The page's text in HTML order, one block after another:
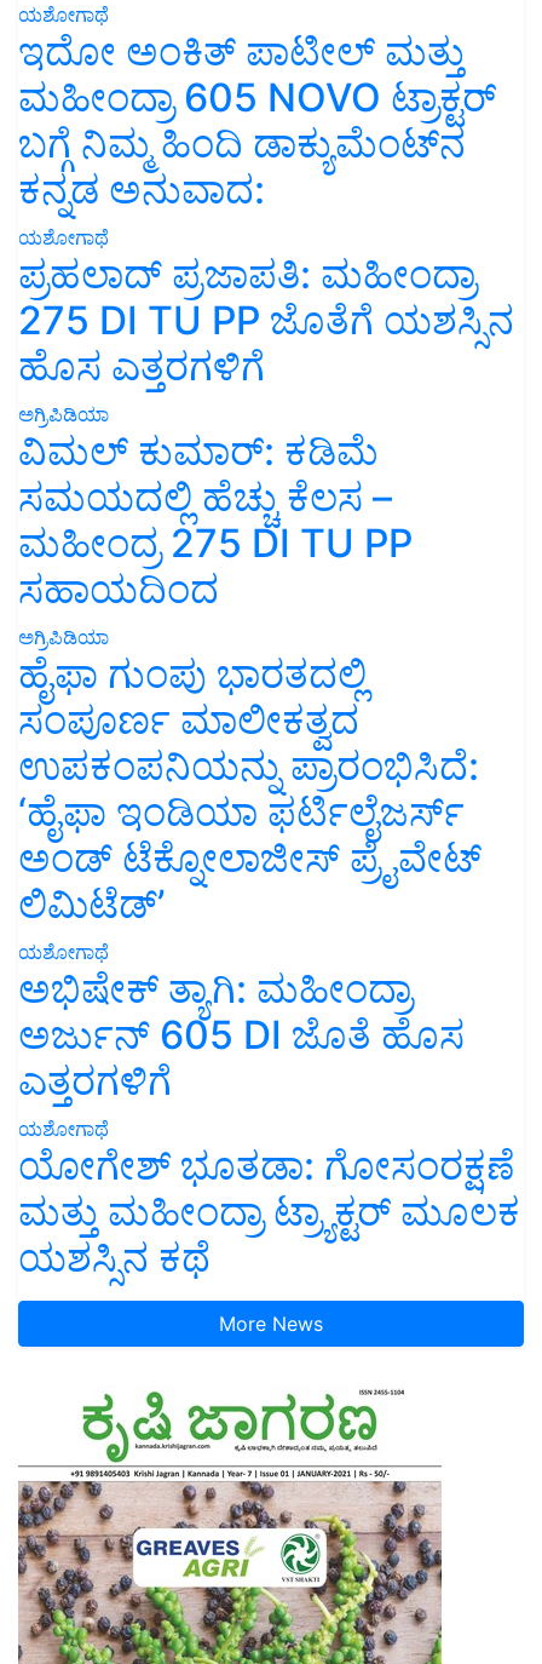
ಯಶೋಗಾಥೆ
ಇದೋ ಅಂಕಿತ್ ಪಾಟೀಲ್ ಮತ್ತು
ಮಹೀಂದ್ರಾ 605 NOVO ಟ್ರಾಕ್ಟರ್
ಬಗ್ಗೆ ನಿಮ್ಮ ಹಿಂದಿ ಡಾಕ್ಯುಮೆಂಟ್‌ನ
ಕನ್ನಡ ಅನುವಾದ:
ಯಶೋಗಾಥೆ
ಪ್ರಹಲಾದ್ ಪ್ರಜಾಪತಿ: ಮಹೀಂದ್ರಾ
275 DI TU PP ಜೊತೆಗೆ ಯಶಸ್ಸಿನ
ಹೊಸ ಎತ್ತರಗಳಿಗೆ
ಅಗ್ರಿಪಿಡಿಯಾ
ವಿಮಲ್ ಕುಮಾರ್: ಕಡಿಮೆ
ಸಮಯದಲ್ಲಿ ಹೆಚ್ಚು ಕೆಲಸ –
ಮಹೀಂದ್ರ 275 DI TU PP
ಸಹಾಯದಿಂದ
ಅಗ್ರಿಪಿಡಿಯಾ
ಹೈಫಾ ಗುಂಪು ಭಾರತದಲ್ಲಿ
ಸಂಪೂರ್ಣ ಮಾಲೀಕತ್ವದ
ಉಪಕಂಪನಿಯನ್ನು ಪ್ರಾರಂಭಿಸಿದೆ:
‘ಹೈಫಾ ಇಂಡಿಯಾ ಫರ್ಟಿಲೈಜರ್ಸ್
ಅಂಡ್ ಟೆಕ್ನೋಲಾಜೀಸ್ ಪ್ರೈವೇಟ್
ಲಿಮಿಟೆಡ್’
ಯಶೋಗಾಥೆ
ಅಭಿಷೇಕ್ ತ್ಯಾಗಿ: ಮಹೀಂದ್ರಾ
ಅರ್ಜುನ್ 605 DI ಜೊತೆ ಹೊಸ
ಎತ್ತರಗಳಿಗೆ
ಯಶೋಗಾಥೆ
ಯೋಗೇಶ್ ಭೂತಡಾ: ಗೋಸಂರಕ್ಷಣೆ
ಮತ್ತು ಮಹೀಂದ್ರಾ ಟ್ರ್ಯಾಕ್ಟರ್ ಮೂಲಕ
ಯಶಸ್ಸಿನ ಕಥೆ
More News